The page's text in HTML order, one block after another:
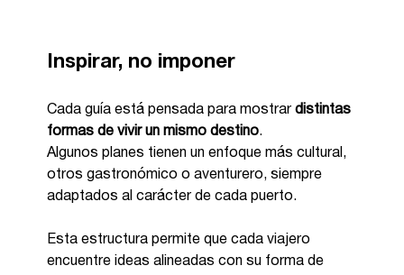
Inspirar, no imponer
Cada guía está pensada para mostrar distintas
formas de vivir un mismo destino.
Algunos planes tienen un enfoque más cultural,
otros gastronómico o aventurero, siempre
adaptados al carácter de cada puerto.
Esta estructura permite que cada viajero
encuentre ideas alineadas con su forma de